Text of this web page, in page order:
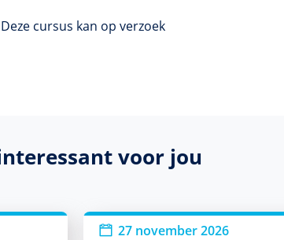
cursus kan op verzoek
voor jou
27 november 2026